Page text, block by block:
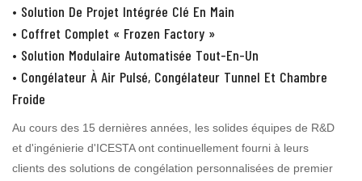
• Solution De Projet Intégrée Clé En Main
• Coffret Complet « Frozen Factory »
• Solution Modulaire Automatisée Tout-En-Un
• Congélateur À Air Pulsé, Congélateur Tunnel Et Chambre
Froide
Au cours des 15 dernières années, les solides équipes de R&D
et d'ingénierie d'ICESTA ont continuellement fourni à leurs
clients des solutions de congélation personnalisées de premier